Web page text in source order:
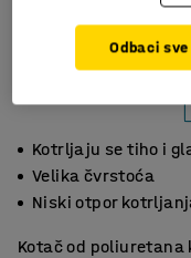
Kotrljaju se tiho i
Velika čvrstoća
Niski otpor
Kotač od
Odbaci sve